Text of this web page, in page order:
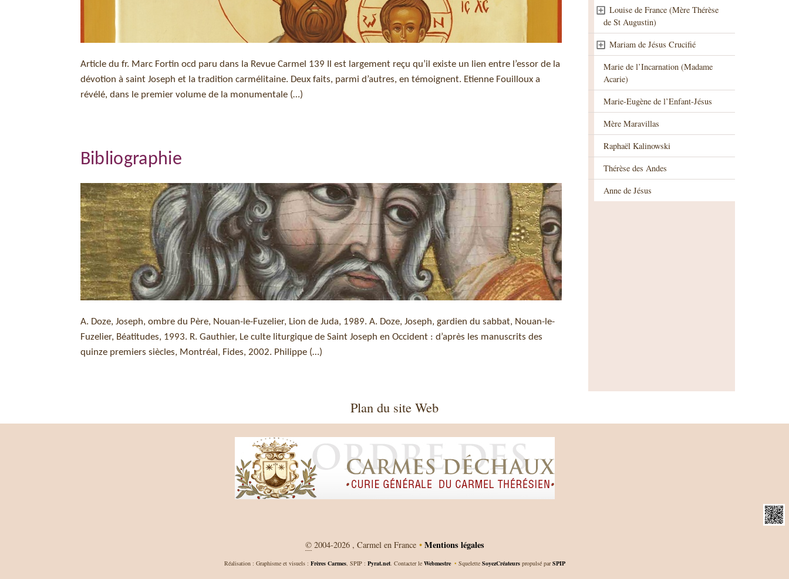
Article du fr. Marc Fortin ocd paru dans la Revue Carmel 139 Il est largement reçu qu’il existe un lien entre l’essor de la
dévotion à saint Joseph et la tradition carmélitaine. Deux faits, parmi d’autres, en témoignent. Etienne Fouilloux a
révélé, dans le premier volume de la monumentale (…)
Bibliographie
A. Doze, Joseph, ombre du Père, Nouan-le-Fuzelier, Lion de Juda, 1989. A. Doze, Joseph, gardien du sabbat, Nouan-le-
Fuzelier, Béatitudes, 1993. R. Gauthier, Le culte liturgique de Saint Joseph en Occident : d’après les manuscrits des
quinze premiers siècles, Montréal, Fides, 2002. Philippe (…)
Louise de France (Mère Thérèse
de St Augustin)
Mariam de Jésus Crucifié
Marie de l’Incarnation (Madame
Acarie)
Marie-Eugène de l’Enfant-Jésus
Mère Maravillas
Raphaël Kalinowski
Thérèse des Andes
Anne de Jésus
Plan du site Web
©2004-2026 , Carmel en France • Mentions légales
Réalisation : Graphisme et visuels : Frères Carmes, SPIP : Pyrat.net. Contacter le Webmestre • Squelette SoyezCréateurspropulsé parSPIP